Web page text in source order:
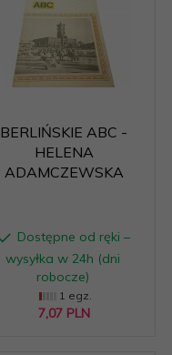
BERLIŃSKIE ABC -
HELENA
ADAMCZEWSKA
Dostępne od ręki –
wysyłka w 24h (dni
robocze)
1 egz.
7,07 PLN